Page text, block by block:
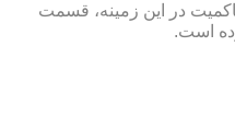
در این زمینه، قسمت
است.